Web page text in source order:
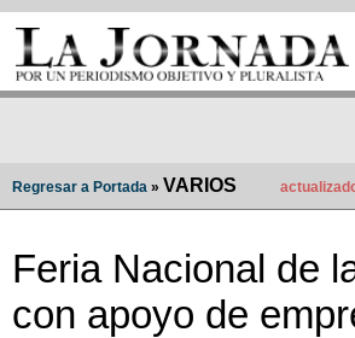
Regresar a Portada » VARIOS
Feria Nacional de
con apoyo de